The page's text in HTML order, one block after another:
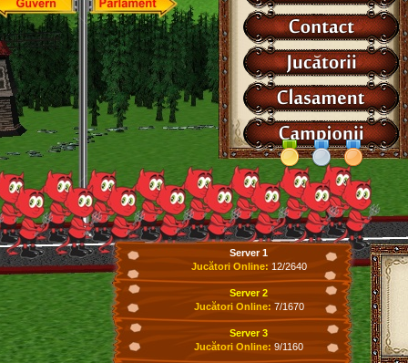
Server 1
Jucători Online: 12/2640
Server 2
Jucători Online: 7/1670
Server 3
Jucători Online: 9/1160